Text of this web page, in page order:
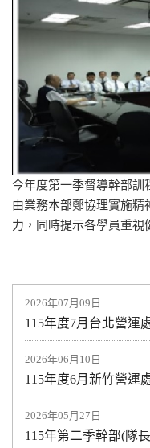
2026年07月09日
115年度7月台北營運
2026年06月10日
115年度6月新竹營運
2026年05月27日
115年第二季幹部(隊
今年度第一季督導幹部訓
由業務本部鄭協理實施精
力，同時提示各學員重視